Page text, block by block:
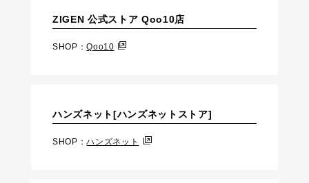
ZIGEN 公式ストア Qoo10店
SHOP：Qoo10
ハンズネット[ハンズネットストア]
SHOP：ハンズネット